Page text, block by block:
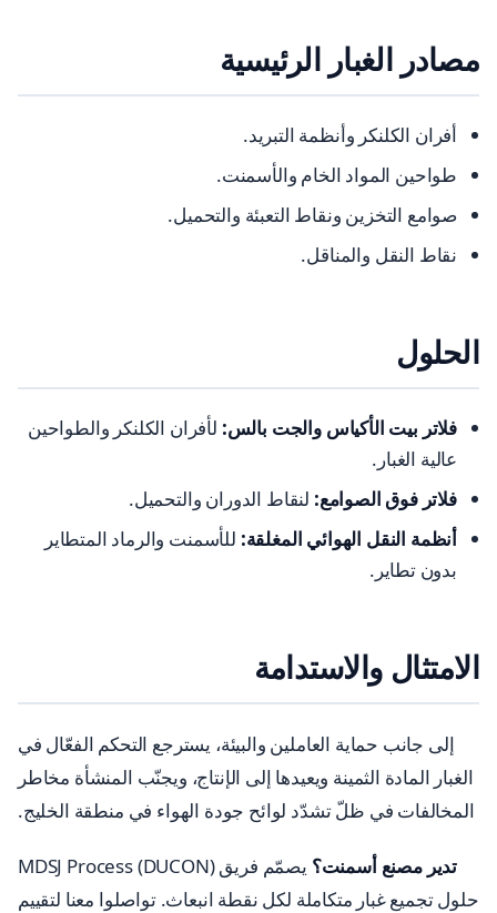
مصادر الغبار الرئيسية
أفران الكلنكر وأنظمة التبريد.
طواحين المواد الخام والأسمنت.
صوامع التخزين ونقاط التعبئة والتحميل.
نقاط النقل والمناقل.
الحلول
فلاتر بيت الأكياس والجت بالس: لأفران الكلنكر والطواحين
عالية الغبار.
فلاتر فوق الصوامع: لنقاط الدوران والتحميل.
أنظمة النقل الهوائي المغلقة: للأسمنت والرماد المتطاير
بدون تطاير.
الامتثال والاستدامة
إلى جانب حماية العاملين والبيئة، يسترجع التحكم الفعّال في
الغبار المادة الثمينة ويعيدها إلى الإنتاج، ويجنّب المنشأة مخاطر
المخالفات في ظلّ تشدّد لوائح جودة الهواء في منطقة الخليج.
تدير مصنع أسمنت؟
يصمّم فريق MDSJ Process (DUCON)
حلول تجميع غبار متكاملة لكل نقطة انبعاث. تواصلوا معنا لتقييم